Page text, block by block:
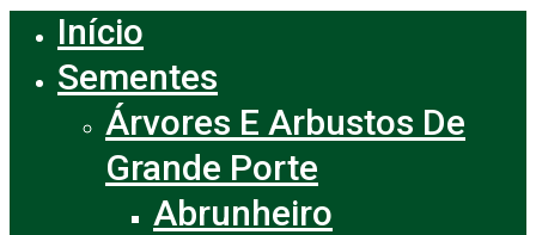
Menu
Início
Sementes
Árvores E Arbustos De
Grande Porte
Abrunheiro